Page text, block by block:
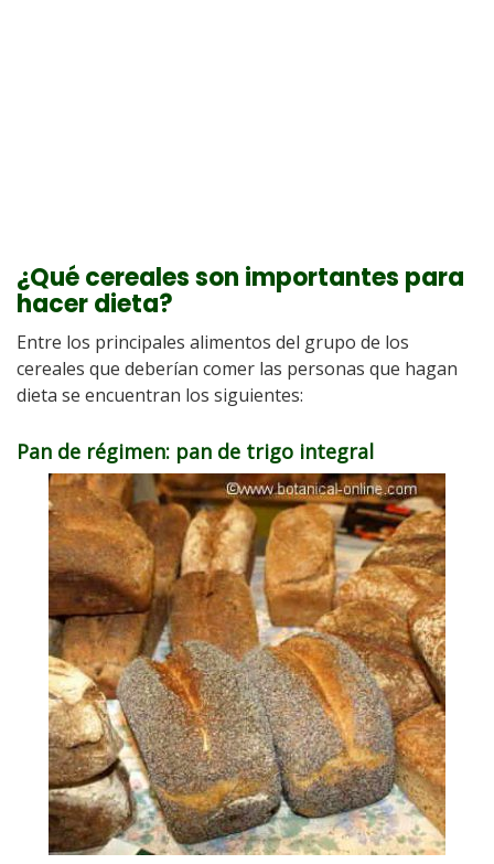
¿Qué cereales son importantes para
hacer dieta?
Entre los principales alimentos del grupo de los
cereales que deberían comer las personas que hagan
dieta se encuentran los siguientes:
Pan de régimen: pan de trigo integral